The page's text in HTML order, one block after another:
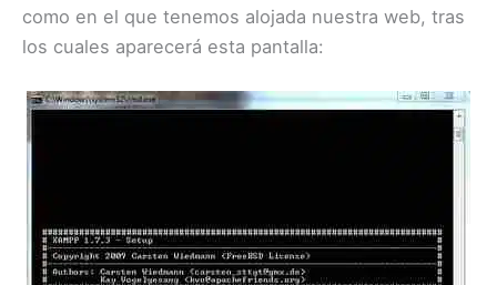
como en el que tenemos alojada nuestra web, tras
los cuales aparecerá esta pantalla: